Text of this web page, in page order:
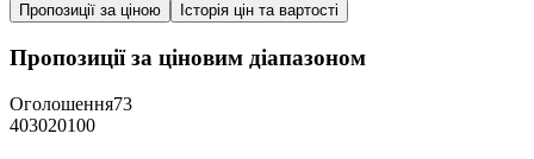
Пропозиції за ціною Історія цін та вартості
Пропозиції за ціновим діапазоном
Оголошення73
403020100